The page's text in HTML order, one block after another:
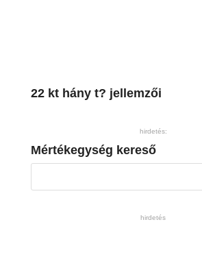
22 kt hány t? jellemzői
hirdetés:
Mértékegység kereső
hirdetés